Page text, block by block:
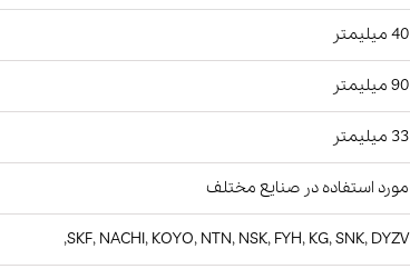
40 میلیمتر
90 میلیمتر
33 میلیمتر
مورد استفاده در صنایع مختلف
SKF, NACHI, KOYO, NTN, NSK, FYH, KG, SNK, DYZV,